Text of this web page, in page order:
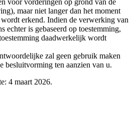
voor vorderingen op grond van de
maar niet langer dan het moment
erkend. Indien de verwerking van
echter is gebaseerd op toestemming,
daadwerkelijk wordt
zal geen gebruik maken
besluitvorming ten aanzien van u.
4 maart 2026.